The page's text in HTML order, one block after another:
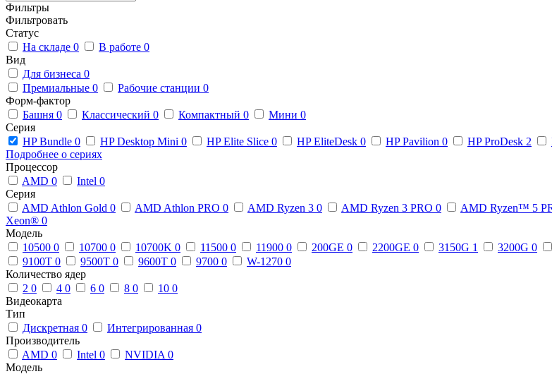
Фильтры
Фильтровать
Статус
На складе 0 В работе 0
Вид
Для бизнеса 0
Премиальные 0 Рабочие станции 0
Форм-фактор
Башня 0 Классический 0 Компактный 0 Мини 0
Серия
HP Bundle 0 HP Desktop Mini 0 HP Elite Slice 0 HP EliteDesk 0 HP Pavilion 0 HP ProDesk 2
Подробнее о сериях
Процессор
AMD 0 Intel 0
Серия
AMD Athlon Gold 0 AMD Athlon PRO 0 AMD Ryzen 3 0 AMD Ryzen 3 PRO 0 AMD Ryzen™ 5
Xeon® 0
Модель
10500 0 10700 0 10700K 0 11500 0 11900 0 200GE 0 2200GE 0 3150G 1 3200G 0
9100T 0 9500T 0 9600T 0 9700 0 W-1270 0
Количество ядер
2 0 4 0 6 0 8 0 10 0
Видеокарта
Тип
Дискретная 0 Интегрированная 0
Производитель
AMD 0 Intel 0 NVIDIA 0
Модель